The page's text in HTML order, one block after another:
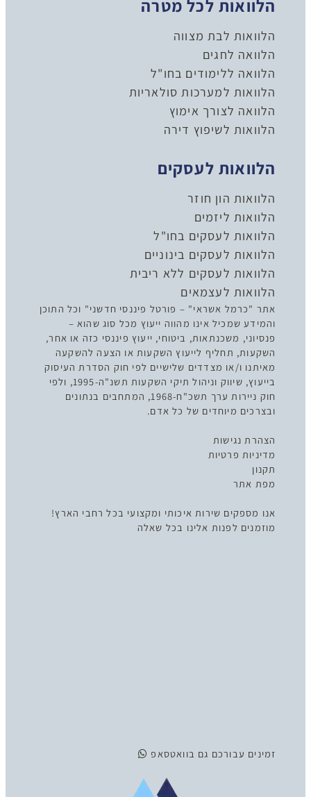
הלוואות לכל מטרה
הלוואות לבת מצווה
הלוואה לחגים
הלוואה ללימודים בחו"ל
הלוואות למערכות סולאריות
הלוואה לצורך אימוץ
הלוואות לשיפוץ דירה
הלוואות לעסקים
הלוואות הון חוזר
הלוואות ליזמים
הלוואות לעסקים בחו"ל
הלוואות לעסקים בינוניים
הלוואות לעסקים ללא ריבית
הלוואות לעצמאים
אתר "כרמל אשראי" – פורטל פיננסי חדשני" וכל התוכן
והמידע שמכיל אינו מהווה ייעוץ מכל סוג שהוא –
פנסיוני, משכנתאות, ביטוחי, ייעוץ פיננסי כזה או אחר,
השקעות, תחליף לייעוץ השקעות או הצעה להשקעה
מאיתנו ו/או מצדדים שלישיים לפי חוק הסדרת העיסוק
בייעוץ, שיווק וניהול תיקי השקעות תשנ"ה-1995, ולפי
חוק ניירות ערך תשכ"ח-1968, המתחבים בנתונים
ובצרכים מיוחדים של כל אדם.
הצהרת נגישות
מדיניות פרטיות
תקנון
מפת אתר
אנו מספקים שירות איכותי ומקצועי בכל רחבי הארץ!
מוזמנים לפנות אלינו בכל שאלה
זמינים עבורכם גם בוואטסאפ